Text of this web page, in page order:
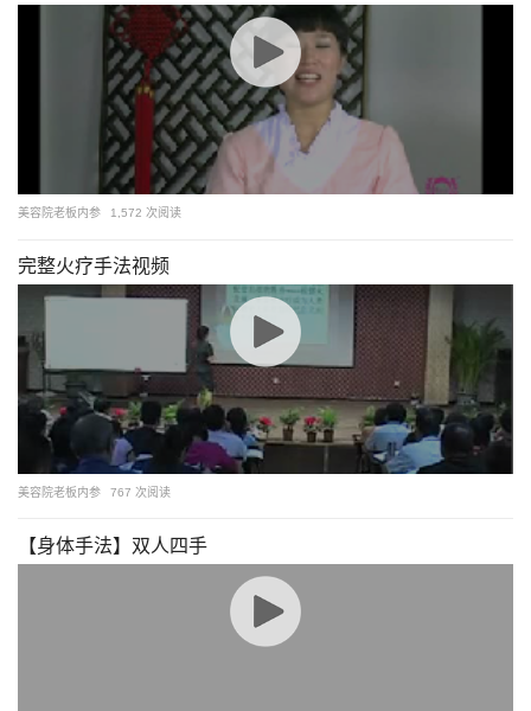
美容院老板内参 1,572 次阅读
完整火疗手法视频
美容院老板内参 767 次阅读
【身体手法】双人四手